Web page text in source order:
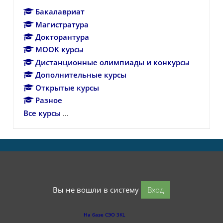
Бакалавриат
Магистратура
Докторантура
MOOK курсы
Дистанционные олимпиады и конкурсы
Дополнительные курсы
Открытые курсы
Разное
Все курсы ...
Вы не вошли в систему Вход
На базе СЭО 3KL